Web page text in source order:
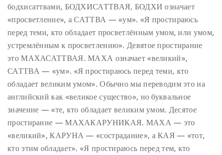
бодхисаттвами, БОДХИСАТТВАЯ, БОДХИ означает
«просветление», а САТТВА — «ум». «Я простираюсь
перед теми, кто обладает просветлённым умом, или умом,
устремлённым к просветлению». Девятое простирание
это МАХАСАТТВАЯ. МАХА означает «великий»,
САТТВА — «ум». «Я простираюсь перед теми, кто
обладает великим умом». Обычно мы переводим это на
английский как «великое существо», но буквальное
значение — «те, кто обладает великим умом. Десятое
простирание — МАХАКАРУНИКАЯ. МАХА — это
«великий», КАРУНА — «сострадание», а КАЯ — «тот,
кто этим обладает». «Я простираюсь перед тем, кто